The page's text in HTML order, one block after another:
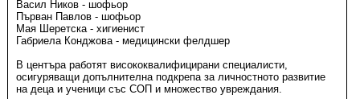
Васил Ников - шофьор
Първан Павлов - шофьор
Мая Шеретска - хигиенист
Габриела Конджова - медицински фелдшер
В центъра работят висококвалифицирани специалисти,
осигуряващи допълнителна подкрепа за личностното развитие
на деца и ученици със СОП и множество увреждания.